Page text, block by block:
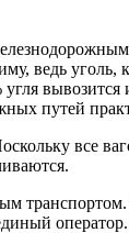
ведь
путей
все
оператор.